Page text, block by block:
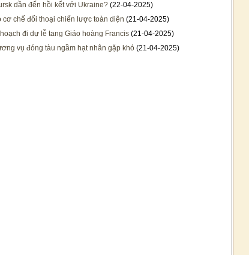
dần đến hồi kết với Ukraine? (22-04-2025)
cơ chế đối thoại chiến lược toàn diện (21-04-2025)
đi dự lễ tang Giáo hoàng Francis (21-04-2025)
vụ đóng tàu ngầm hạt nhân gặp khó (21-04-2025)